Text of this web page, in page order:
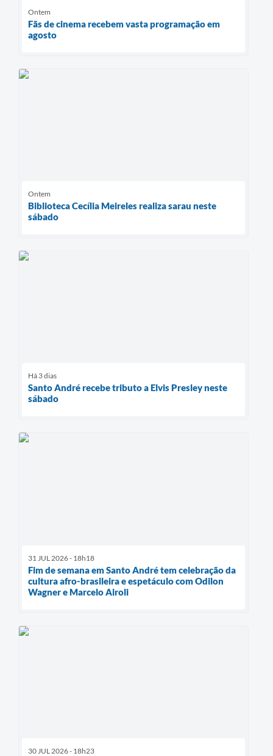
Ontem
Fãs de cinema recebem vasta programação em
agosto
Ontem
Biblioteca Cecília Meireles realiza sarau neste
sábado
Há 3 dias
Santo André recebe tributo a Elvis Presley neste
sábado
31 JUL 2026 - 18h18
Fim de semana em Santo André tem celebração da
cultura afro-brasileira e espetáculo com Odilon
Wagner e Marcelo Airoli
30 JUL 2026 - 18h23